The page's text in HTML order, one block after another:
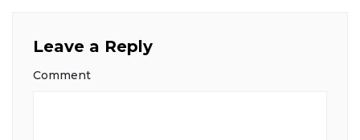
Leave a Reply
Comment